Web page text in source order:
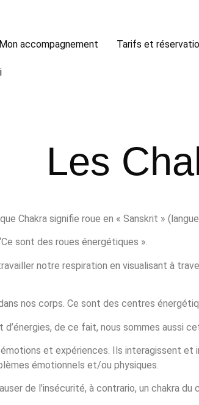
Mon accompagnement Tarifs et
Les
Chakra signifie roue en « Sanskrit »
sont des roues énergétiques ».
notre respiration en visualisant à
nos corps. Ce sont des centres
de ce fait, nous sommes aussi
et expériences. Ils interagissent et
émotionnels et/ou physiques.
de l’insécurité, à contrario, un chakra